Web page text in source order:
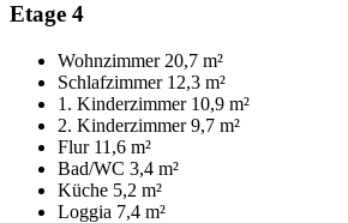
Etage 4
Wohnzimmer 20,7 m²
Schlafzimmer 12,3 m²
1. Kinderzimmer 10,9 m²
2. Kinderzimmer9,7 m²
Flur 11,6 m²
Bad/WC 3,4 m²
Küche 5,2 m²
Loggia 7,4 m²